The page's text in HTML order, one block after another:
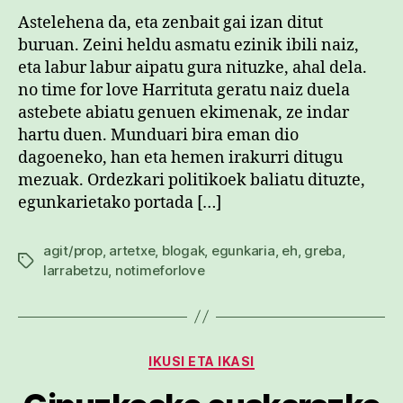
Astelehena da, eta zenbait gai izan ditut
buruan. Zeini heldu asmatu ezinik ibili naiz,
eta labur labur aipatu gura nituzke, ahal dela.
no time for love Harrituta geratu naiz duela
astebete abiatu genuen ekimenak, ze indar
hartu duen. Munduari bira eman dio
dagoeneko, han eta hemen irakurri ditugu
mezuak. Ordezkari politikoek baliatu dituzte,
egunkarietako portada […]
Etiketak
agit/prop, artetxe, blogak, egunkaria eh greba
larrabetzu notimeforlove
Kategoriak
IKUSI ETA IKASI